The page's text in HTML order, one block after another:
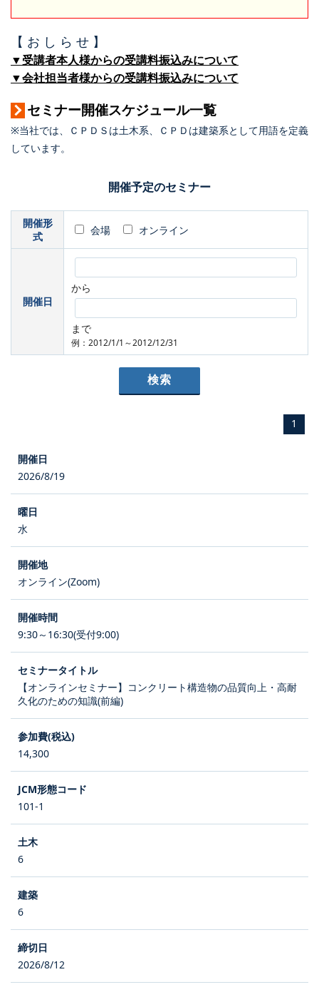
【 お し ら せ 】
▼受講者本人様からの受講料振込みについて
▼会社担当者様からの受講料振込みについて
セミナー開催スケジュール一覧
※当社では、ＣＰＤＳは土木系、ＣＰＤは建築系として用語を定義
しています。
開催予定のセミナー
開催形
式
会場 オンライン
開催日
から
まで
例：2012/1/1～2012/12/31
1
2026/8/19
水
オンライン(Zoom)
9:30～16:30(受付9:00)
【オンラインセミナー】コンクリート構造物の品質向上・高耐
久化のための知識(前編)
14,300
101-1
6
6
2026/8/12